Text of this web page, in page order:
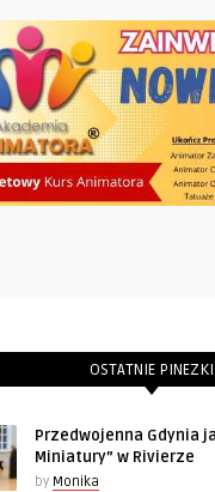
OSTATNIE PINEZKI
Przedwojenna Gdynia
Miniatury” w Rivierze
by Monika